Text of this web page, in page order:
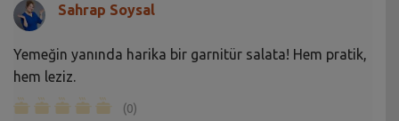
Sahrap Soysal
Yemeğin yanında harika bir garnitür salata! Hem pratik,
hem leziz.
(0)